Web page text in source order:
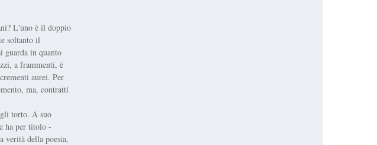
L'uno è il doppio
soltanto il
guarda in quanto
a frammenti, è
aurei. Per
ma, contratti
torto. A suo
ha per titolo -
verità della poesia,